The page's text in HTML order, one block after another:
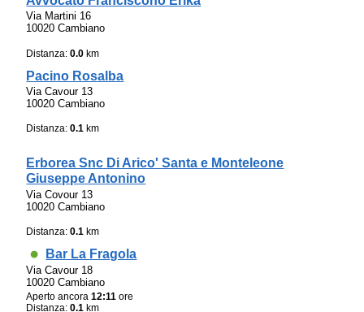
Via Martini 16
10020 Cambiano
Distanza:0.0 km
Pacino Rosalba
Via Cavour 13
10020 Cambiano
Distanza:0.1 km
Erborea Snc Di Arico' Santa e Monteleone
Giuseppe Antonino
Via Covour 13
10020 Cambiano
Distanza:0.1 km
Bar La Fragola
Via Cavour 18
10020 Cambiano
Aperto ancora12:11 ore
Distanza:0.1 km